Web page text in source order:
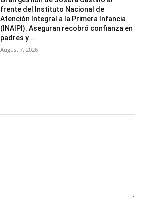
frente del Instituto Nacional de
Atención Integral a la Primera Infancia
(INAIPI). Aseguran recobró confianza en
padres y...
August 7, 2026